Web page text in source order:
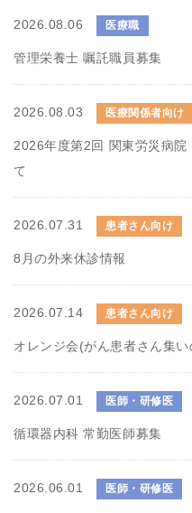
2026.08.06 医療職
管理栄養士 嘱託職員募集
2026.08.03 医療関係者向け
2026年度第2回 関東労災病
て
2026.07.31 患者さん向け
8月の外来休診情報
2026.07.14 患者さん向け
オレンジ会(がん患者さん集
2026.07.01 医師・研修医
循環器内科 常勤医師募集
2026.06.01 医師・研修医